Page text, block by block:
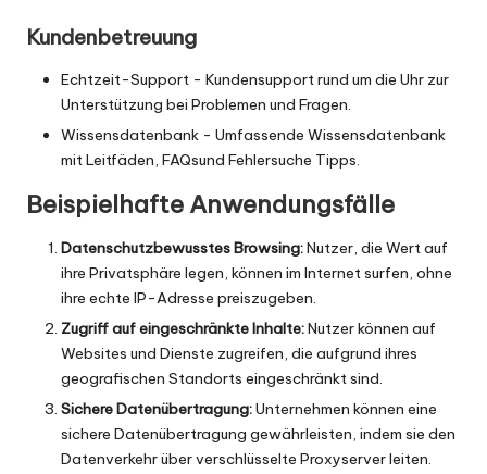
Kundenbetreuung
Echtzeit-Support - Kundensupport rund um die Uhr zur
Unterstützung bei Problemen und Fragen.
Wissensdatenbank - Umfassende Wissensdatenbank
mitLeitfäden, FAQsund Fehlersuche Tipps.
Beispielhafte Anwendungsfälle
Datenschutzbewusstes Browsing:Nutzer, die Wert auf
ihre Privatsphäre legen, können im Internet surfen, ohne
ihre echte IP-Adresse preiszugeben.
Zugriff auf eingeschränkte Inhalte:Nutzer können auf
Websites und Dienste zugreifen, die aufgrund ihres
geografischen Standorts eingeschränkt sind.
Sichere Datenübertragung:Unternehmen können eine
sichere Datenübertragung gewährleisten, indem sie den
Datenverkehr über verschlüsselte Proxyserver leiten.